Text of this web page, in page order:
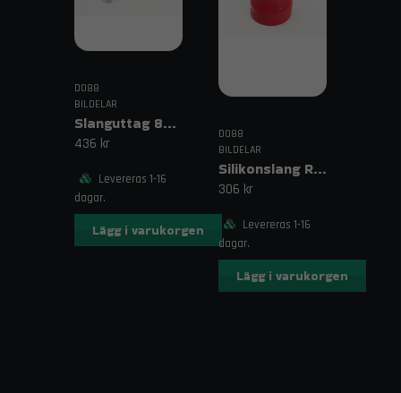
DO88
BILDELAR
Slanguttag 8mm (5/16")
436 kr
Levereras 1-16
dagar.
Lägg i varukorgen
DO88
BILDELAR
Silikonslang Röd 3–4" (76–102mm)
306 kr
Levereras 1-16
dagar.
Lägg i varukorgen